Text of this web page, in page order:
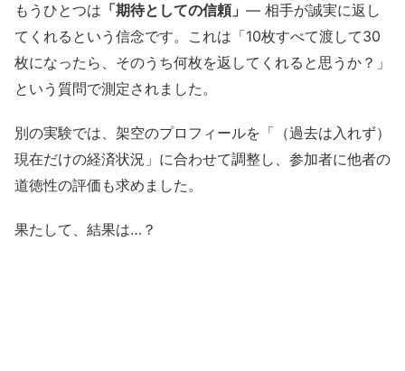
もうひとつは 「期待としての信頼」 — 相手が誠実に返し
てくれるという信念です。これは「10枚すべて渡して30
枚になったら、そのうち何枚を返してくれると思うか？」
という質問で測定されました。
別の実験では、架空のプロフィールを「（過去は入れず）
現在だけの経済状況」に合わせて調整し、参加者に他者の
道徳性の評価も求めました。
果たして、結果は…？